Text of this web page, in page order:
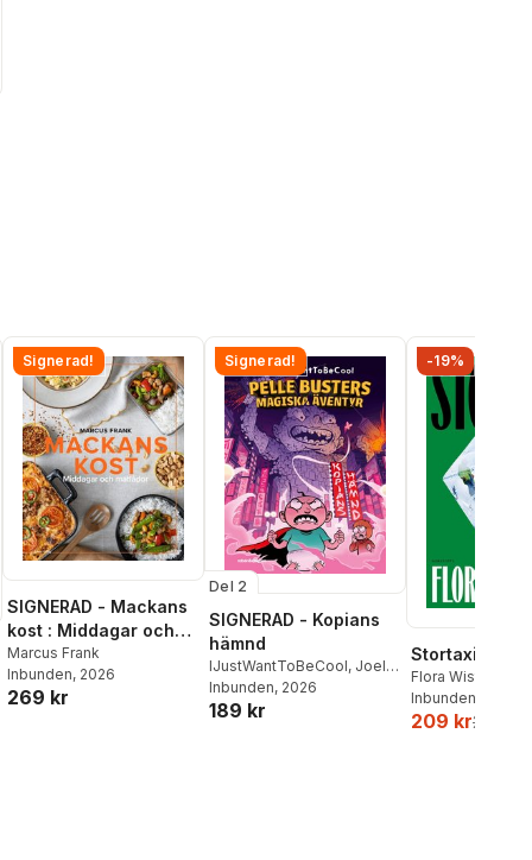
Signerad!
SIGNERAD - Mackans
kost : Middagar och
matlådor
Marcus Frank
Inbunden, 2026
269 kr
Signerad!
Del 2
SIGNERAD - Kopians
hämnd
IJustWantToBeCool, Joel
Adolphson,Emil Ejdemo
Beer ,Victor Beer
Inbunden, 2026
189 kr
-19%
Stortaxi
Flora Wiström
Inbunden
209 kr259 kr